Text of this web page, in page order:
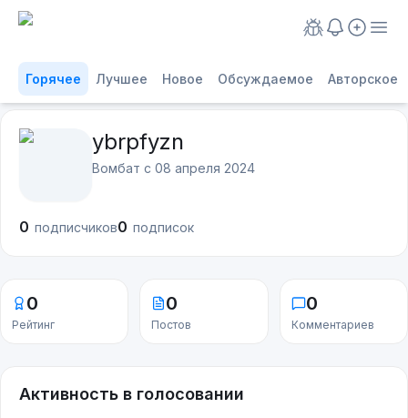
Горячее Лучшее Новое Обсуждаемое Авторское
ybrpfyzn
Вомбат с 08 апреля 2024
0 подписчиков0 подписок
0
Рейтинг
0
Постов
0
Комментариев
Активность в голосовании